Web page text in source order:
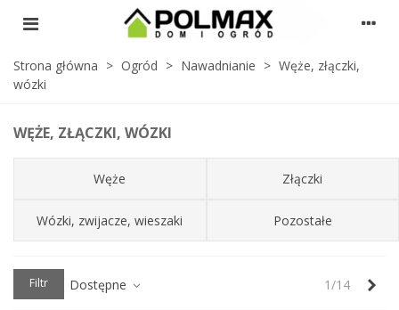
Strona główna > Ogród > Nawadnianie > Węże, złączki,
wózki
WĘŻE, ZŁĄCZKI, WÓZKI
Węże Złączki
Wózki, zwijacze, wieszaki Pozostałe
Filtr Dostępne 1/14